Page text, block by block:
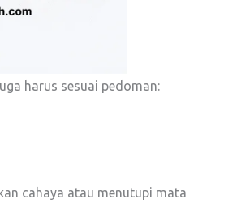
harus sesuai pedoman:
cahaya atau menutupi mata